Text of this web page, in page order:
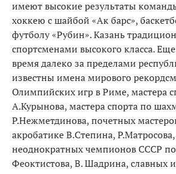
имеют высокие результаты
хоккею с шайбой «Ак барс»,
футболу «Рубин». Казань
спортсменами высокого класса. Еще
время далеко за пределами
известны имена мирового
Олимпийских игр в Риме, мастера
А.Курынова, мастера спорта по
Р.Нежметдинова, почетных
акробатике В.Степина,
неоднократных чемпионов СССР
Феоктистова, В. Шадрина,